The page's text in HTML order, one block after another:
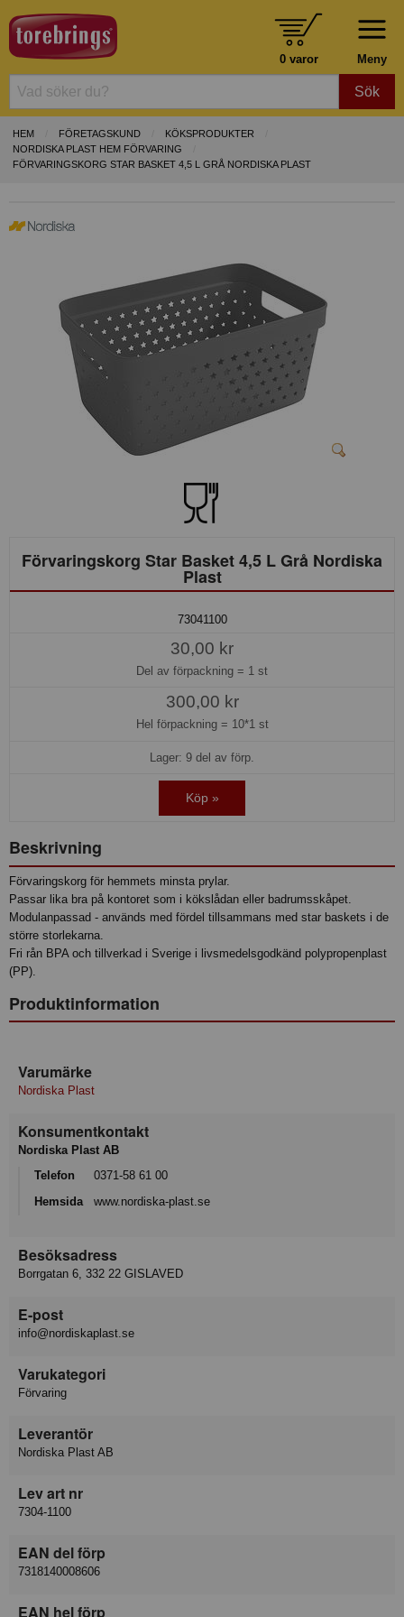
Meny
0 varor
Sök
HEM FÖRETAGSKUND
KÖKSPRODUKTER
NORDISKA PLAST HEM FÖRVARING
FÖRVARINGSKORG STAR BASKET 4,5 L GRÅ NORDISKA PLAST
Förvaringskorg Star Basket 4,5 L Grå Nordiska
Plast
73041100
30,00 kr
Del av förpackning = 1 st
300,00 kr
Hel förpackning = 10*1 st
Lager: 9 del av förp.
Köp »
Beskrivning
Förvaringskorg för hemmets minsta prylar.
Passar lika bra på kontoret som i kökslådan eller badrumsskåpet.
Modulanpassad - används med fördel tillsammans med star baskets i de
större storlekarna.
Fri rån BPA och tillverkad i Sverige i livsmedelsgodkänd polypropenplast
(PP).
Produktinformation
Varumärke
Nordiska Plast
Konsumentkontakt
Nordiska Plast AB
Telefon
0371-58 61 00
Hemsida
www.nordiska-plast.se
Besöksadress
Borrgatan 6, 332 22 GISLAVED
E-post
info@nordiskaplast.se
Varukategori
Förvaring
Leverantör
Nordiska Plast AB
Lev art nr
7304-1100
EAN del förp
7318140008606
EAN hel förp